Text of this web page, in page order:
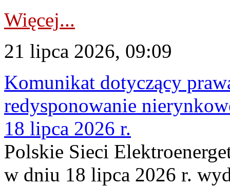
Więcej...
21 lipca 2026, 09:09
Komunikat dotyczący
redysponowanie
18 lipca 2026 r.
Polskie Sieci
w dniu 18 lipca 2026 r.